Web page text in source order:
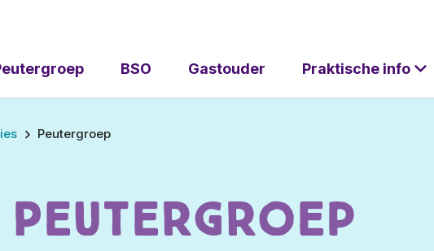
BSO Gastouder Praktische info
Peutergroep
Peutergroep